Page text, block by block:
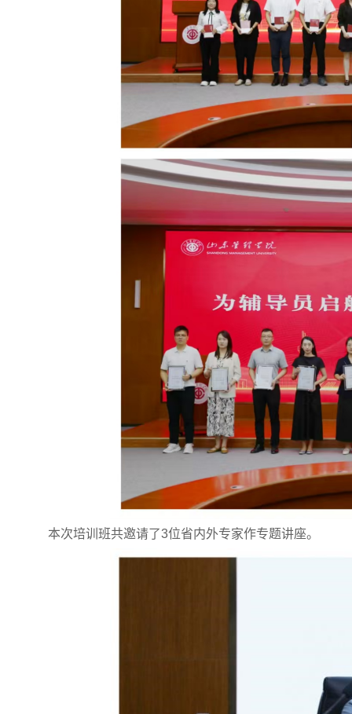
本次培训班共邀请了3位省内外专家作专题讲座。